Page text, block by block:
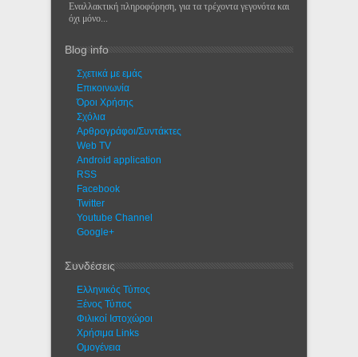
Εναλλακτική πληροφόρηση, για τα τρέχοντα γεγονότα και
όχι μόνο...
Blog info
Σχετικά με εμάς
Eπικοινωνία
Όροι Χρήσης
Σχόλια
Αρθρογράφοι/Συντάκτες
Web TV
Android application
RSS
Facebook
Twitter
Youtube Channel
Google+
Συνδέσεις
Ελληνικός Τύπος
Ξένος Τύπος
Φιλικοί Ιστοχώροι
Χρήσιμα Links
Ομογένεια